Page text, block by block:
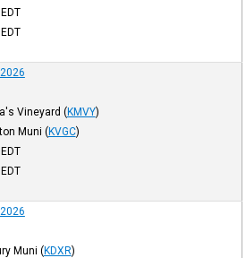
EDT
EDT
Vineyard (KMVY)
Muni (KVGC)
EDT
EDT
Muni (KDXR)